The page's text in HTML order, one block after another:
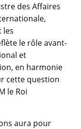
des Affaires
les
le rôle avant-
et
en harmonie
cette question
le Roi
aura pour